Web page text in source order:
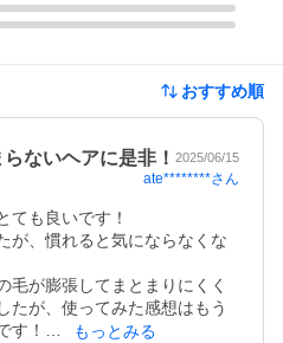
おすすめ順
ないヘアに是非！ 2025/06/15
ate********さん
ても良いです！
が、慣れると気にならなくな
毛が膨張してまとまりにくく
たが、使ってみた感想はもう
す！
もっとみる